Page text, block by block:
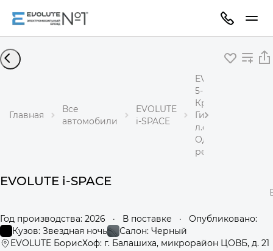
Главная
Все
автомобили
EVOLUTE
i-SPACE
EVOLUTE i-SPACE
5-местный
Кроссовер
Гибрид 1,5 л 218
л.с.
редуктор
EVOLUTE i-SPACE
Год производства: 2026 · В поставке ·
Опубликовано:
Кузов: Звездная ночь
Салон: Черный
EVOLUTE БорисХоф: г. Балашиха, микрорайон ЦОВБ, д. 21